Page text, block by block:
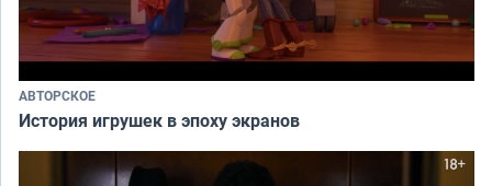
АВТОРСКОЕ
История игрушек в эпоху экранов